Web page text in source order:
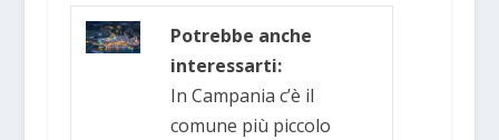
Potrebbe anche
interessarti:
In Campania c’è il
comune più piccolo